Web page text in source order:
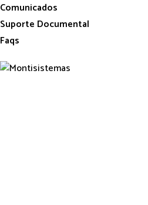
Comunicados
Suporte Documental
Faqs